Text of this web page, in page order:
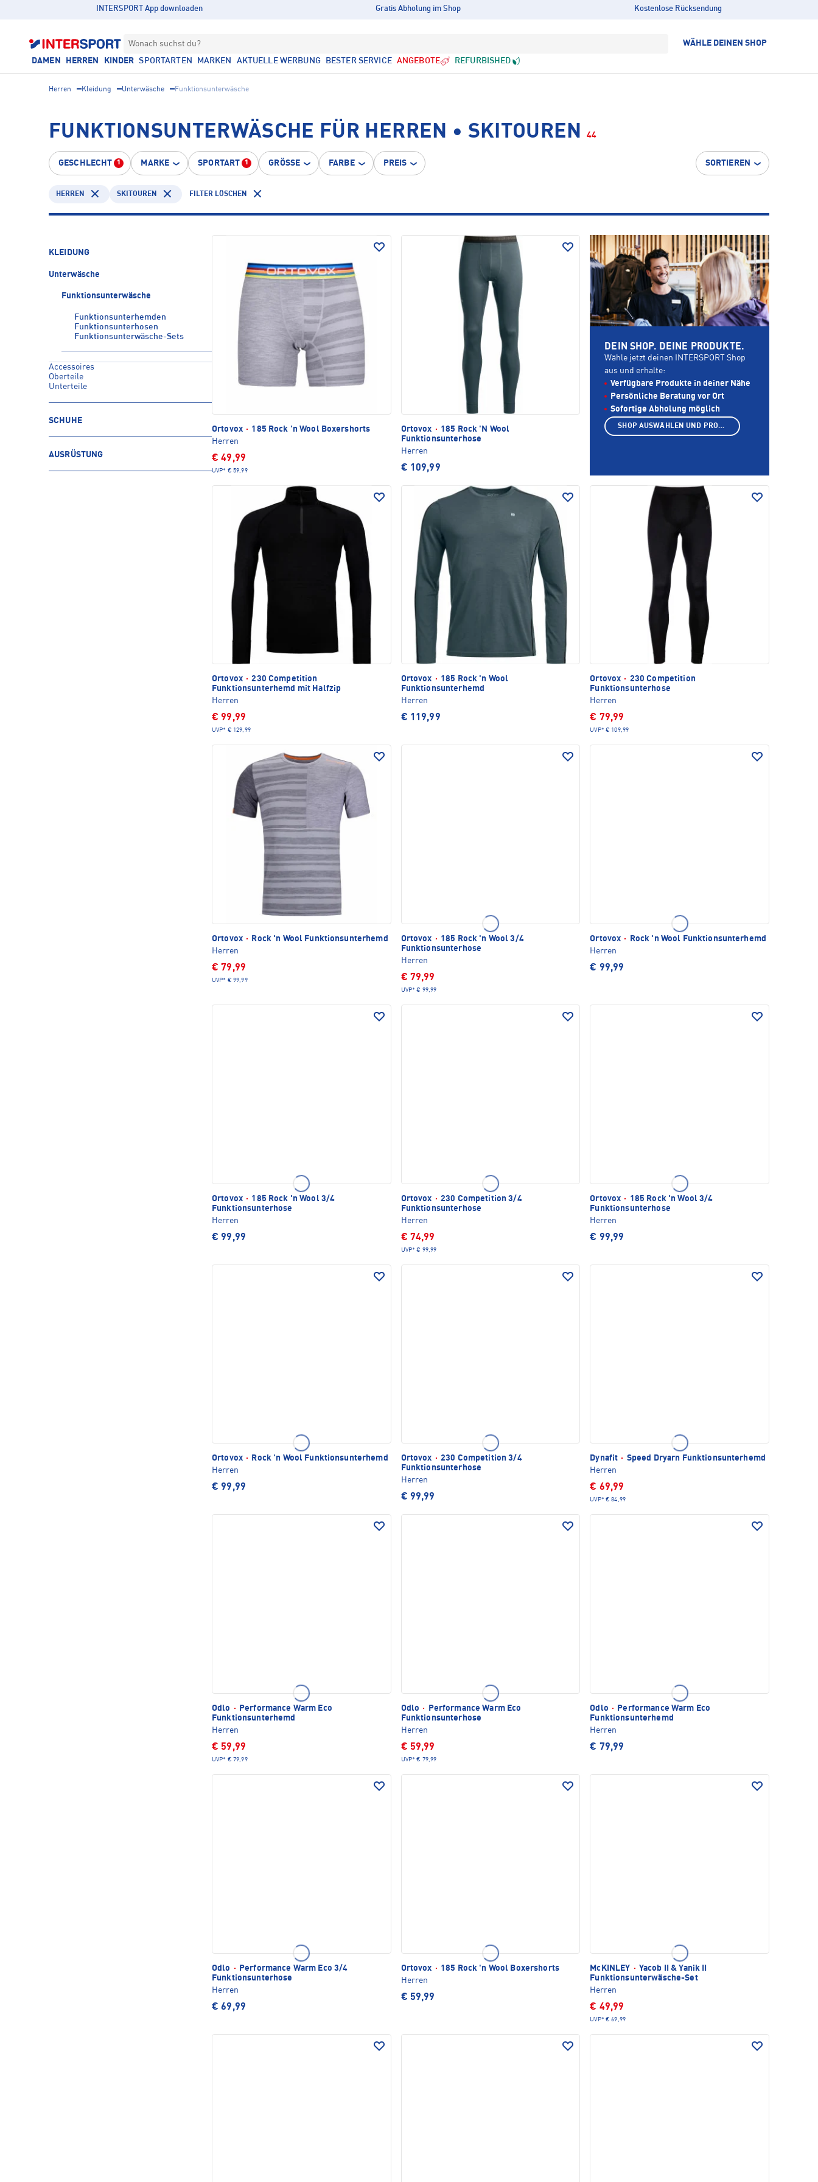
INTERSPORT App downloaden Gratis Abholung im Shop Kostenlose Rücksendung
Wonach suchst du? WÄHLE DEINEN SHOP
DAMEN HERREN KINDER SPORTARTEN MARKEN AKTUELLE WERBUNG BESTER SERVICE ANGEBOTE REFURBISHED
Herren Kleidung Unterwäsche Funktionsunterwäsche
FUNKTIONSUNTERWÄSCHE FÜR HERREN • SKITOUREN 44
GESCHLECHT 1 MARKE SPORTART 1 GRÖSSE FARBE PREIS SORTIEREN
HERREN SKITOUREN FILTER LÖSCHEN
KLEIDUNG
Unterwäsche
Funktionsunterwäsche
Funktionsunterhemden
Funktionsunterhosen
Funktionsunterwäsche-Sets
Accessoires
Oberteile
Unterteile
SCHUHE
AUSRÜSTUNG
Ortovox · 185 Rock 'n Wool Boxershorts
Herren
€ 49,99
UVP* € 59,99
Ortovox · 185 Rock 'N Wool
Funktionsunterhose
Herren
€ 109,99
Ortovox · 230 Competition
Funktionsunterhemd mit Halfzip
Herren
€ 99,99
UVP* € 129,99
Ortovox · 185 Rock 'n Wool
Funktionsunterhemd
Herren
€ 119,99
Ortovox · 230 Competition
Funktionsunterhose
Herren
€ 79,99
UVP* € 109,99
Ortovox ·
Rock 'n Wool Funktionsunterhemd
Herren
€ 79,99
UVP* € 99,99
Ortovox · 185 Rock 'n Wool 3/4
Funktionsunterhose
Herren
€ 79,99
UVP* € 99,99
Ortovox ·
Rock 'n Wool Funktionsunterhemd
Herren
€ 99,99
Ortovox · 185 Rock 'n Wool 3/4
Funktionsunterhose
Herren
€ 99,99
Ortovox · 230 Competition 3/4
Funktionsunterhose
Herren
€ 74,99
UVP* € 99,99
Ortovox · 185 Rock 'n Wool 3/4
Funktionsunterhose
Herren
€ 99,99
Ortovox ·
Rock 'n Wool Funktionsunterhemd
Herren
€ 99,99
Ortovox · 230 Competition 3/4
Funktionsunterhose
Herren
€ 99,99
Dynafit · Speed Dryarn Funktionsunterhemd
Herren
€ 69,99
UVP* € 84,99
Odlo ·
Performance Warm Eco
Funktionsunterhemd
Herren
€ 59,99
UVP* € 79,99
Odlo ·
Performance Warm Eco
Funktionsunterhose
Herren
€ 59,99
UVP* € 79,99
Odlo ·
Performance Warm Eco
Funktionsunterhemd
Herren
€ 79,99
Odlo ·
Performance Warm Eco 3/4
Funktionsunterhose
Herren
€ 69,99
Ortovox · 185 Rock 'n Wool Boxershorts
Herren
€ 59,99
McKINLEY · Yacob II & Yanik II
Funktionsunterwäsche-Set
Herren
€ 49,99
UVP* € 69,99
DEIN SHOP. DEINE PRODUKTE.
Wähle jetzt deinen INTERSPORT Shop
aus und erhalte:
Verfügbare Produkte in deiner Nähe
Persönliche Beratung vor Ort
Sofortige Abholung möglich
SHOP AUSWÄHLEN UND PRODUKTE ANZEIGEN